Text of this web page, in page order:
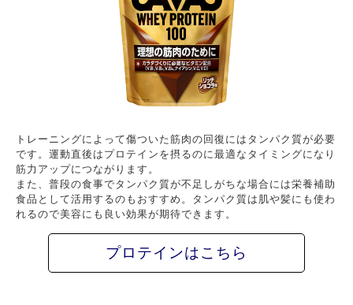
トレーニングによって傷ついた筋肉の回復にはタンパク質が必要
です。運動直後はプロテインを摂るのに最適なタイミングになり
筋力アップにつながります。
また、普段の食事でタンパク質が不足しがちな場合には栄養補助
食品として活用するのもおすすめ。タンパク質は肌や髪にも使わ
れるので美容にも良い効果が期待できます。
プロテインはこちら